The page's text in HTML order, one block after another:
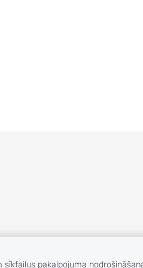
sīkfailus pakalpojuma